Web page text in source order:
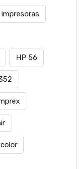
HP 56